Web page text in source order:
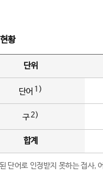
황
단위
단어 1)
구2)
합계
단어로 인정받지 못하는 접사,